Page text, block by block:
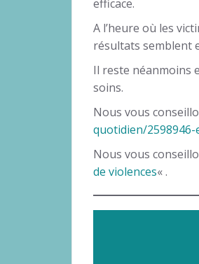
efficace.
A l’heure où les
résultats semblent
Il reste néanmoins
soins.
Nous vous
quotidien/
Nous vous
de violences« .